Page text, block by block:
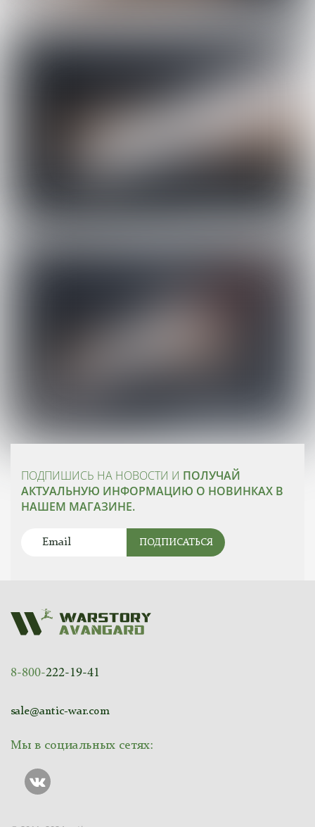
ПОДПИШИСЬ НА НОВОСТИ И ПОЛУЧАЙ
АКТУАЛЬНУЮ ИНФОРМАЦИЮ О НОВИНКАХ В
НАШЕМ МАГАЗИНЕ.
ПОДПИСАТЬСЯ
8-800-222-19-41
sale@antic-war.com
Мы в социальных сетях: